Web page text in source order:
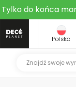
Tylko do końca
Polska